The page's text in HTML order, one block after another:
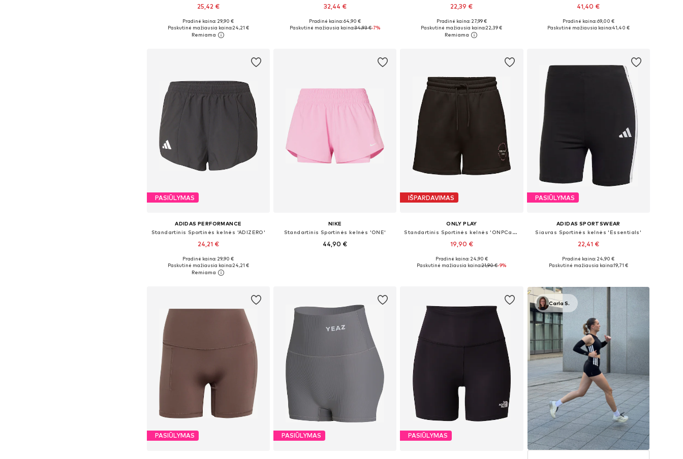
25,42 €
Galimi dydžiai: XS, S, M, L, XL
Į krepšelį
Pradinė kaina: 29,90 €
Paskutinė mažiausia kaina:24,21 €
32,44 €
Pradinė kaina: 64,90 €
Paskutinė mažiausia kaina:34,93 €-7%
22,39 €
Galimi dydžiai: XS, M, L, XL, XXL
Į krepšelį
Pradinė kaina: 27,99 €
Paskutinė mažiausia kaina:22,39 €
41,40 €
Galimi dydžiai: XS, S, M, L, XL
Pradinė kaina: 69,00 €
Paskutinė mažiausia kaina:41,40 €
PASIŪLYMAS
ADIDAS PERFORMANCE
Standartinis Sportinės kelnės 'ADIZERO'
24,21 €
+1
Į krepšelį
Pradinė kaina: 29,90 €
Paskutinė mažiausia kaina:24,21 €
NIKE
Standartinis Sportinės kelnės 'ONE'
44,90 €
IŠPARDAVIMAS
ONLY PLAY
Standartinis Sportinės kelnės 'ONPCava'
19,90 €
Galimi dydžiai: XS, S, M, L
Pradinė kaina: 24,90 €
Paskutinė mažiausia kaina:21,90 €-9%
PASIŪLYMAS
ADIDAS SPORTSWEAR
Siauras Sportinės kelnės 'Essentials'
22,41 €
Galimi dydžiai: XS, S, M, L, XL
Pradinė kaina: 24,90 €
Paskutinė mažiausia kaina:19,71 €
PASIŪLYMAS PASIŪLYMAS PASIŪLYMAS
Carla S.